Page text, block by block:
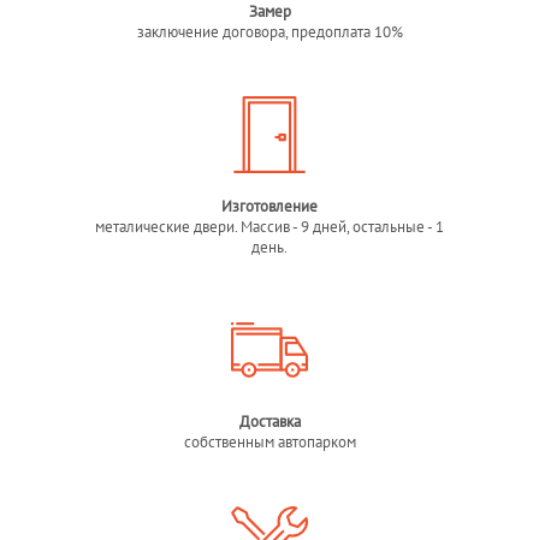
Замер
заключение договора, предоплата 10%
Изготовление
металические двери. Массив - 9 дней, остальные - 1
день.
Доставка
собственным автопарком